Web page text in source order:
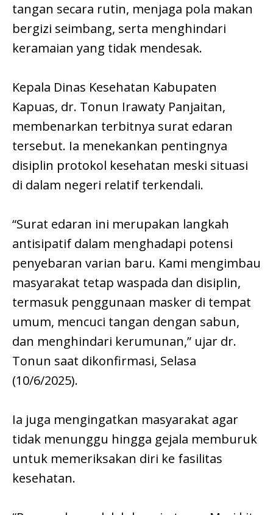
tangan secara rutin, menjaga pola makan
bergizi seimbang, serta menghindari
keramaian yang tidak mendesak.
Kepala Dinas Kesehatan Kabupaten
Kapuas, dr. Tonun Irawaty Panjaitan,
membenarkan terbitnya surat edaran
tersebut. Ia menekankan pentingnya
disiplin protokol kesehatan meski situasi
di dalam negeri relatif terkendali.
“Surat edaran ini merupakan langkah
antisipatif dalam menghadapi potensi
penyebaran varian baru. Kami mengimbau
masyarakat tetap waspada dan disiplin,
termasuk penggunaan masker di tempat
umum, mencuci tangan dengan sabun,
dan menghindari kerumunan,” ujar dr.
Tonun saat dikonfirmasi, Selasa
(10/6/2025).
Ia juga mengingatkan masyarakat agar
tidak menunggu hingga gejala memburuk
untuk memeriksakan diri ke fasilitas
kesehatan.